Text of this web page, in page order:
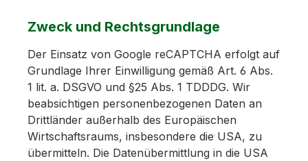
Zweck und Rechtsgrundlage
Der Einsatz von Google reCAPTCHA erfolgt auf
Grundlage Ihrer Einwilligung gemäß Art. 6 Abs.
1 lit. a. DSGVO und §25 Abs. 1 TDDDG. Wir
beabsichtigen personenbezogenen Daten an
Drittländer außerhalb des Europäischen
Wirtschaftsraums, insbesondere die USA, zu
übermitteln. Die Datenübermittlung in die USA